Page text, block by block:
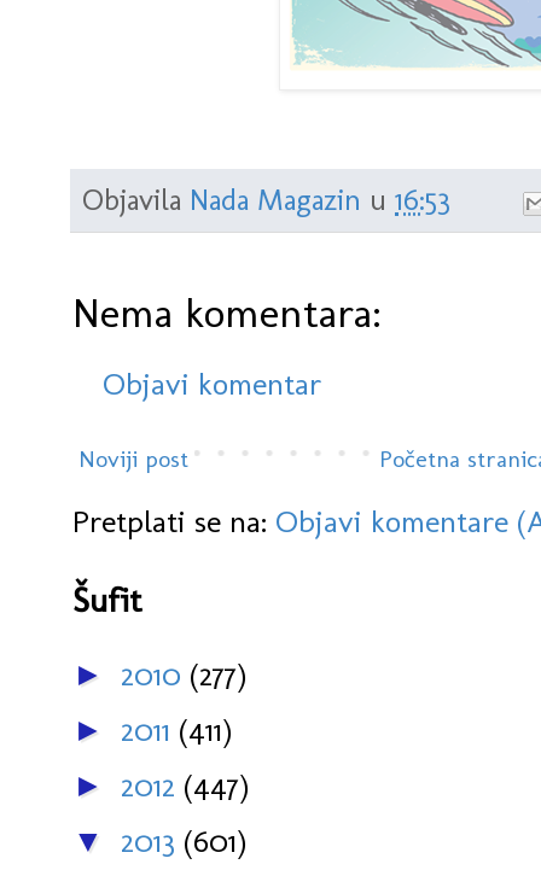
Objavila Nada Magazin u 16:53
Nema komentara:
Objavi komentar
Noviji post Početna
Pretplati se na: Objavi komentare
Šufit
► 2010 (277)
► 2011 (411)
► 2012 (447)
▼ 2013 (601)